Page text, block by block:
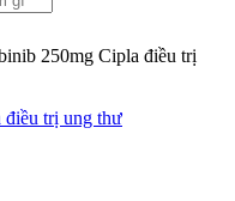
250mg Cipla điều trị